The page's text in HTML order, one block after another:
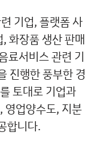
기업, 플랫폼 사
화장품 생산 판매
료서비스 관련 기
진행한 풍부한 경
토대로 기업과
영업양수도, 지분
합니다.